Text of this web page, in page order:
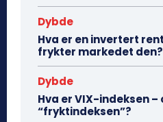
Dybde
Hva er en invertert
frykter markedet den?
Dybde
Hva er VIX-indeksen
“fryktindeksen”?